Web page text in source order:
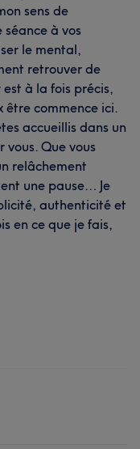
sens de
séance à vos
le mental,
retrouver de
est à la fois précis,
être commence ici.
accueillis dans un
vous. Que vous
relâchement
une pause… Je
authenticité et
en ce que je fais,